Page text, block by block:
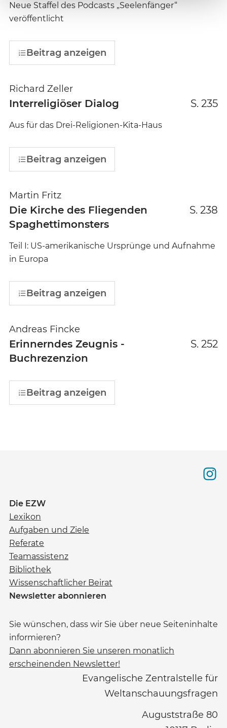
Neue Staffel des Podcasts „Seelenfänger“
veröffentlicht
Beitrag anzeigen
Richard Zeller
Interreligiöser Dialog S. 235
Aus für das Drei-Religionen-Kita-Haus
Beitrag anzeigen
Martin Fritz
Die Kirche des Fliegenden
Spaghettimonsters
S. 238
Teil I: US-amerikanische Ursprünge und Aufnahme
in Europa
Beitrag anzeigen
Andreas Fincke
Erinnerndes Zeugnis -
Buchrezenzion
S. 252
Beitrag anzeigen
Die EZW
Lexikon
Aufgaben und Ziele
Referate
Teamassistenz
Bibliothek
Wissenschaftlicher Beirat
Newsletter abonnieren
Sie wünschen, dass wir Sie über neue Seiteninhalte
informieren?
Dann abonnieren Sie unseren monatlich
erscheinenden Newsletter!
Evangelische Zentralstelle für
Weltanschauungsfragen
Auguststraße 80